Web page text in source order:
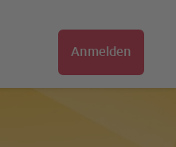
Anmelden